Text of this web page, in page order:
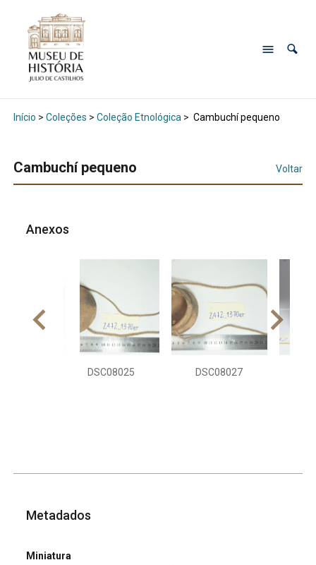
Início > Coleções > Coleção Etnológica > Cambuchí pequeno
Cambuchí pequeno Voltar
Anexos
DSC08025 DSC08027
Metadados
Miniatura